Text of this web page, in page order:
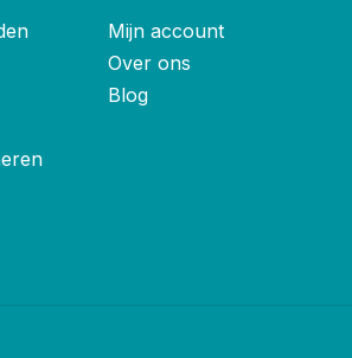
Mijn account
Over ons
Blog